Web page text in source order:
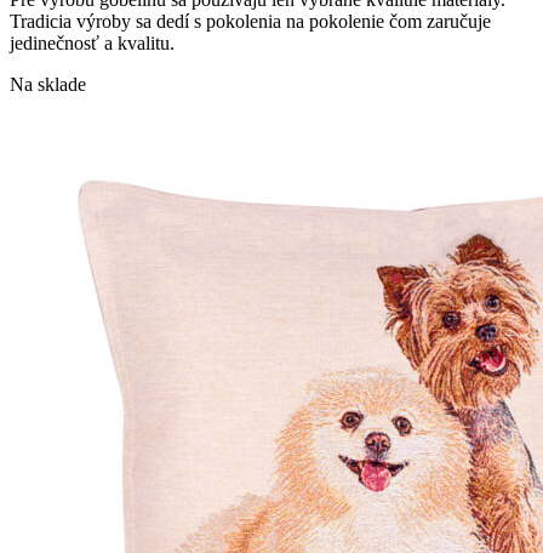
Tradicia výroby sa dedí s pokolenia na pokolenie čom zaručuje
jedinečnosť a kvalitu.
Na sklade